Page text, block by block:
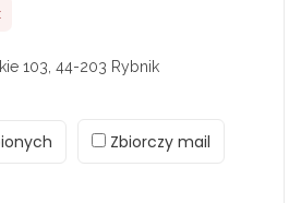
103, 44-203 Rybnik
Zbiorczy mail